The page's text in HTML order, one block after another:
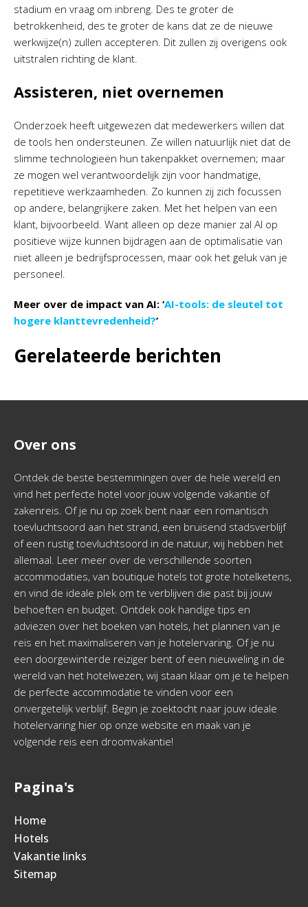
stadium en vraag om inbreng. Des te groter de
betrokkenheid, des te groter de kans dat ze de nieuwe
werkwijze(n) zullen accepteren. Dit zullen zij overigens ook
uitstralen richting de klant.
Assisteren, niet overnemen
Onderzoek heeft uitgewezen dat medewerkers willen dat
de tools hen ondersteunen. Ze willen natuurlijk niet dat de
slimme technologieën hun takenpakket overnemen; maar
ze mogen wel verantwoordelijk zijn voor handmatige,
repetitieve werkzaamheden. Zo kunnen zij zich focussen
op andere, belangrijkere zaken. Met het helpen van een
klant, bijvoorbeeld. Want alleen op deze manier zal AI op
positieve wijze kunnen bijdragen aan de optimalisatie van
niet alleen je bedrijfsprocessen, maar ook het geluk van je
personeel.
Meer over de impact van AI: ‘AI-tools: de sleutel tot
hogere klanttevredenheid?’
Gerelateerde berichten
Over ons
Ontdek de beste bestemmingen over de hele wereld en
vind het perfecte hotel voor jouw volgende vakantie of
zakenreis. Of je nu op zoek bent naar een romantisch
toevluchtsoord aan het strand, een bruisend stadsverblijf
of een rustig toevluchtsoord in de natuur, wij hebben het
allemaal. Leer meer over de verschillende soorten
accommodaties, van boutique hotels tot grote hotelketens,
en vind de ideale plek om te verblijven die past bij jouw
behoeften en budget. Ontdek ook handige tips en
adviezen over het boeken van hotels, het plannen van je
reis en het maximaliseren van je hotelervaring. Of je nu
een doorgewinterde reiziger bent of een nieuweling in de
wereld van het hotelwezen, wij staan klaar om je te helpen
de perfecte accommodatie te vinden voor een
onvergetelijk verblijf. Begin je zoektocht naar jouw ideale
hotelervaring hier op onze website en maak van je
volgende reis een droomvakantie!
Pagina's
Home
Hotels
Vakantie links
Sitemap